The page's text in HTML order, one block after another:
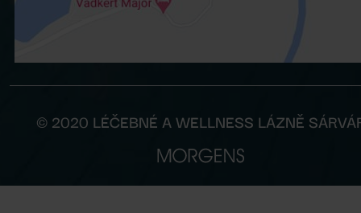
© 2020 LÉČEBNÉ A WELLNESS LÁZNĚ